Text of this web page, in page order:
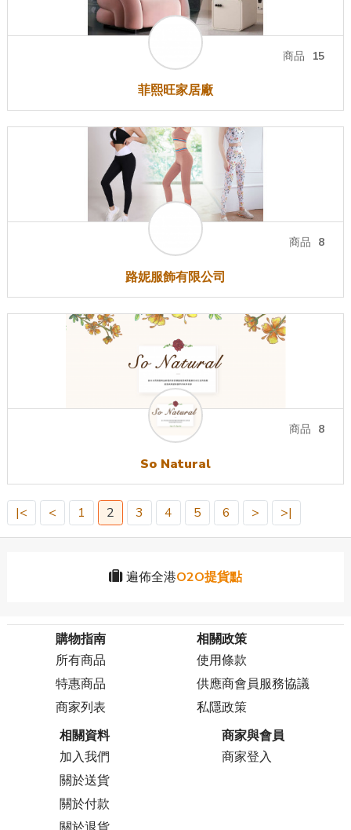
商品 15
菲熙旺家居廠
商品 8
路妮服飾有限公司
商品 8
So Natural
|< < 1 2 3 4 5 6 > >|
遍佈全港O2O提貨點
購物指南
所有商品
特惠商品
商家列表
相關政策
使用條款
供應商會員服務協議
私隱政策
相關資料
加入我們
關於送貨
關於付款
商家與會員
商家登入